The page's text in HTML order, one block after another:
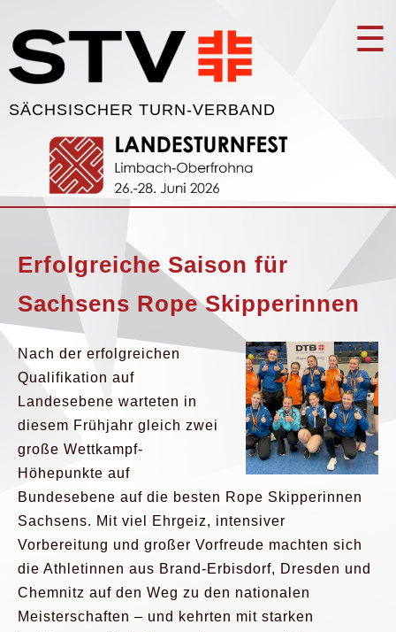
SÄCHSISCHER TURN-VERBAND
☰
Erfolgreiche Saison für
Sachsens Rope Skipperinnen
Nach der erfolgreichen
Qualifikation auf
Landesebene warteten in
diesem Frühjahr gleich zwei
große Wettkampf-
Höhepunkte auf
Bundesebene auf die besten Rope Skipperinnen
Sachsens. Mit viel Ehrgeiz, intensiver
Vorbereitung und großer Vorfreude machten sich
die Athletinnen aus Brand-Erbisdorf, Dresden und
Chemnitz auf den Weg zu den nationalen
Meisterschaften – und kehrten mit starken